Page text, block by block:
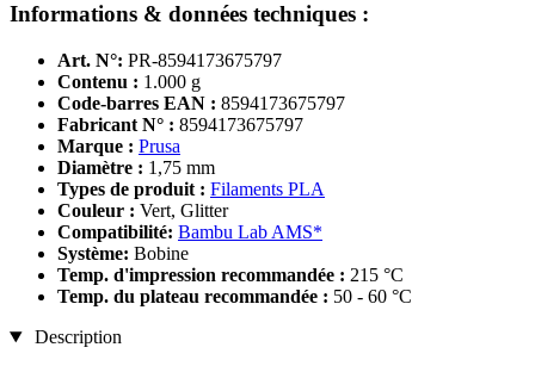
Informations & données techniques :
Art. N°: PR-8594173675797
Contenu : 1.000 g
Code-barres EAN : 8594173675797
Fabricant N° : 8594173675797
Marque : Prusa
Diamètre : 1,75 mm
Types de produit : Filaments PLA
Couleur : Vert, Glitter
Compatibilité: Bambu Lab AMS*
Système: Bobine
Temp. d'impression recommandée : 215 °C
Temp. du plateau recommandée : 50 - 60 °C
Description